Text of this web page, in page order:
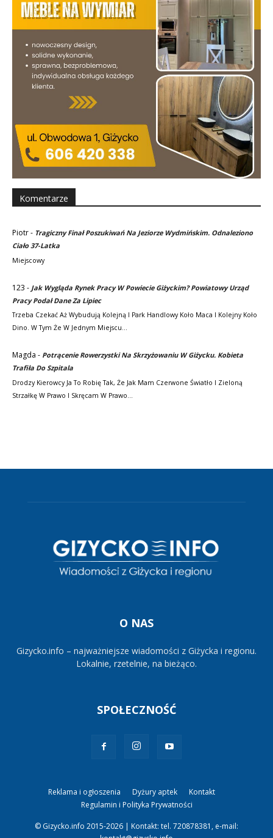
Komentarze
Piotr- Tragiczny Finał Poszukiwań Na Jeziorze Wydmińskim. Odnaleziono
Ciało 37-Latka
Miejscowy
123 - Jak Wygląda Rynek Pracy W Powiecie Giżyckim? Powiatowy Urząd
Pracy Podał Dane Za Lipiec
Trzeba Czekać Aż Wybudują Kolejną I Park Handlowy Koło Maca I Kolejny Koło
Dino. W Tym Że W Jednym Miejscu…
Magda - Potrącenie Rowerzystki Na Skrzyżowaniu W Giżycku. Kobieta
Trafiła Do Szpitala
Drodzy Kierowcy Ja To Robię Tak, Że Jak Mam Czerwone Światło I Zieloną
Strzałkę W Prawo I Skręcam W Prawo…
O NAS
Gizycko.info – najważniejsze wiadomości z Giżycka i regionu.
Lokalnie, rzetelnie, na bieżąco.
SPOŁECZNOŚĆ
Reklama i ogłoszenia Dyżury aptek
Kontakt
Regulamin i Polityka Prywatności
© Gizycko.info 2015-2026 | Kontakt: tel. 720878381, e-mail: